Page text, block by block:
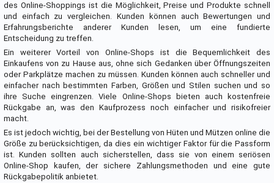
des Online-Shoppings ist die Möglichkeit, Preise und Produkte schnell
und einfach zu vergleichen. Kunden können auch Bewertungen und
Erfahrungsberichte anderer Kunden lesen, um eine fundierte
Entscheidung zu treffen.
Ein weiterer Vorteil von Online-Shops ist die Bequemlichkeit des
Einkaufens von zu Hause aus, ohne sich Gedanken über Öffnungszeiten
oder Parkplätze machen zu müssen. Kunden können auch schneller und
einfacher nach bestimmten Farben, Größen und Stilen suchen und so
ihre Suche eingrenzen. Viele Online-Shops bieten auch kostenfreie
Rückgabe an, was den Kaufprozess noch einfacher und risikofreier
macht.
Es ist jedoch wichtig, bei der Bestellung von Hüten und Mützen online die
Größe zu berücksichtigen, da dies ein wichtiger Faktor für die Passform
ist. Kunden sollten auch sicherstellen, dass sie von einem seriösen
Online-Shop kaufen, der sichere Zahlungsmethoden und eine gute
Rückgabepolitik anbietet.